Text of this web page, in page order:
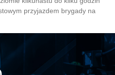
przyjazdem brygady na